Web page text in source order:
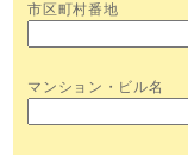
市区町村番地
マンション・ビル名